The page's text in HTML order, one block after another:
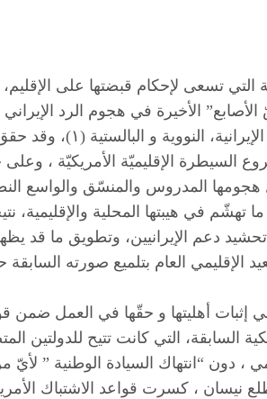
تسعى لإحكام قبضتها على
الأخيرة في هجوم الرد
حرب شاملة، تُعطيها
الإقليميّة الأمريكيّة ،
هجومها المدروس والمنسّق
ما تهشّم في هيبتها المحلية
تحشيد دعم الإيرانيين، وتطويق
الإقليمي العام بتلميع صورته
في إثبات أهليتها و حقّها في العمل
السابقة، التي كانت تتيح
، دون “انتهاك السيادة الوطنية ”
نيسان ، كسرت قواعد الاشتباك